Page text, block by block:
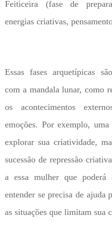
Feiticeira (fase de
energias criativas,
Essas fases arquetípicas
com a mandala lunar, como
os acontecimentos
emoções. Por exemplo,
explorar sua criatividade,
sucessão de repressão
a essa mulher que
entender se precisa de ajuda
as situações que limitam sua